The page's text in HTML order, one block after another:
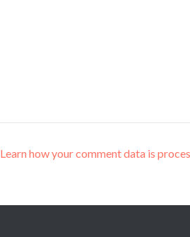
Learn how your comment data is